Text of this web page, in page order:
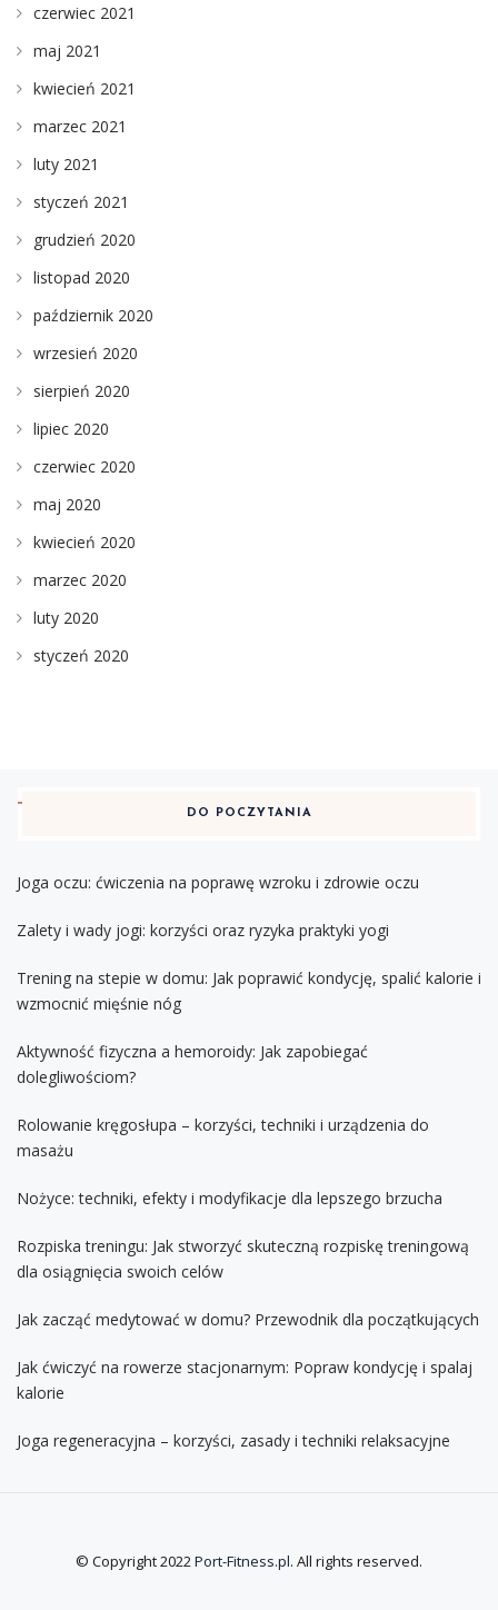
czerwiec 2021
maj 2021
kwiecień 2021
marzec 2021
luty 2021
styczeń 2021
grudzień 2020
listopad 2020
październik 2020
wrzesień 2020
sierpień 2020
lipiec 2020
czerwiec 2020
maj 2020
kwiecień 2020
marzec 2020
luty 2020
styczeń 2020
DO POCZYTANIA
Joga oczu: ćwiczenia na poprawę wzroku i zdrowie oczu
Zalety i wady jogi: korzyści oraz ryzyka praktyki yogi
Trening na stepie w domu: Jak poprawić kondycję, spalić kalorie i
wzmocnić mięśnie nóg
Aktywność fizyczna a hemoroidy: Jak zapobiegać
dolegliwościom?
Rolowanie kręgosłupa – korzyści, techniki i urządzenia do
masażu
Nożyce: techniki, efekty i modyfikacje dla lepszego brzucha
Rozpiska treningu: Jak stworzyć skuteczną rozpiskę treningową
dla osiągnięcia swoich celów
Jak zacząć medytować w domu? Przewodnik dla początkujących
Jak ćwiczyć na rowerze stacjonarnym: Popraw kondycję i spalaj
kalorie
Joga regeneracyjna – korzyści, zasady i techniki relaksacyjne
© Copyright 2022Port-Fitness.pl. All rights reserved.